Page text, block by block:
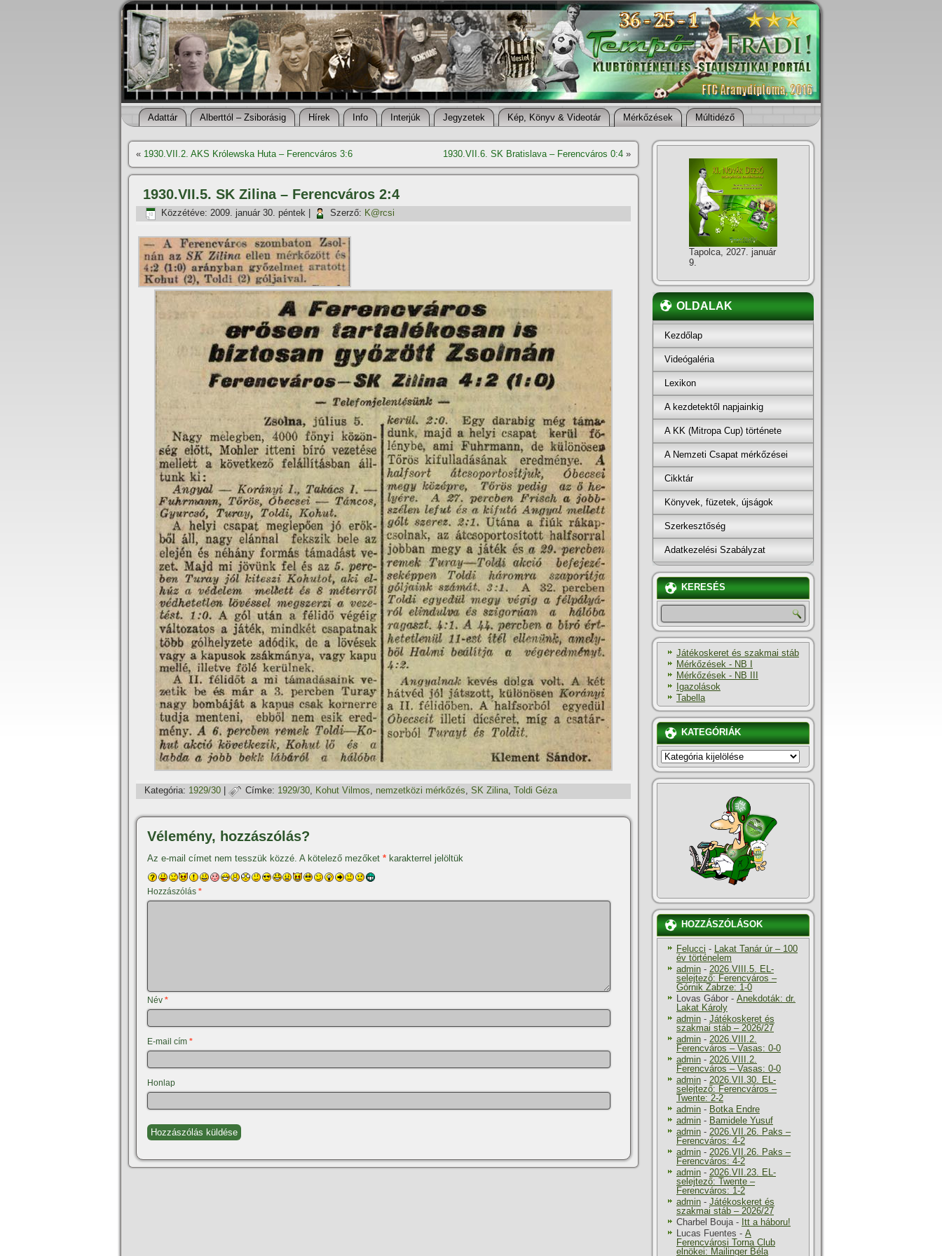
Adattár Alberttól – Zsiborásig Hí­rek Info Interjúk Jegyzetek Kép, Könyv & Videotár Mérkőzések Múltidéző
« 1930.VII.2. AKS Królewska Huta – Ferencváros 3:6 1930.VII.6. SK Bratislava – Ferencváros 0:4 »
1930.VII.5. SK Zilina – Ferencváros 2:4
Közzétéve: 2009. január 30. péntek Szerző: K@rcsi
Kategória: 1929/30 Címke: 1929/30, Kohut Vilmos, nemzetközi mérkőzés, SK Zilina, Toldi Géza
Vélemény, hozzászólás?
Az e-mail címet nem tesszük közzé. A kötelező mezőket * karakterrel jelöltük
Hozzászólás *
Név *
E-mail cím *
Honlap
Tapolca, 2027. január
9.
OLDALAK
Kezdőlap
Videógaléria
Lexikon
A kezdetektől napjainkig
A KK (Mitropa Cup) története
A Nemzeti Csapat mérkőzései
Cikktár
Könyvek, füzetek, újságok
Szerkesztőség
Adatkezelési Szabályzat
KERESÉS
Játékoskeret és szakmai stáb
Mérkőzések - NB I
Mérkőzések - NB III
Igazolások
Tabella
KATEGÓRIÁK
KATEGÓRIÁK
HOZZÁSZÓLÁSOK
Felucci - Lakat Tanár úr – 100
év történelem
admin - 2026.VIII.5. EL-
selejtező: Ferencváros –
Górnik Zabrze: 1-0
Lovas Gábor - Anekdoták: dr.
Lakat Károly
admin - Játékoskeret és
szakmai stáb – 2026/27
admin - 2026.VIII.2.
Ferencváros – Vasas: 0-0
admin - 2026.VIII.2.
Ferencváros – Vasas: 0-0
admin - 2026.VII.30. EL-
selejtező: Ferencváros –
Twente: 2-2
admin - Botka Endre
admin - Bamidele Yusuf
admin - 2026.VII.26. Paks –
Ferencváros: 4-2
admin - 2026.VII.26. Paks –
Ferencváros: 4-2
admin - 2026.VII.23. EL-
selejtező: Twente –
Ferencváros: 1-2
admin - Játékoskeret és
szakmai stáb – 2026/27
Charbel Bouja- Itt a háboru!
Lucas Fuentes - A
Ferencvárosi Torna Club
elnökei: Mailinger Béla